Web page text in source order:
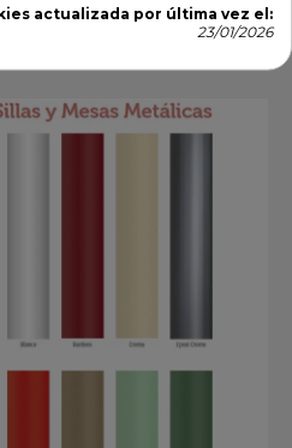
actualizada por última vez el:
23/01/2026